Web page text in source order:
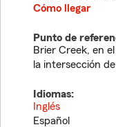
Cómo llegar
Punto de
Brier Creek, en
la intersección
Idiomas:
Inglés
Español